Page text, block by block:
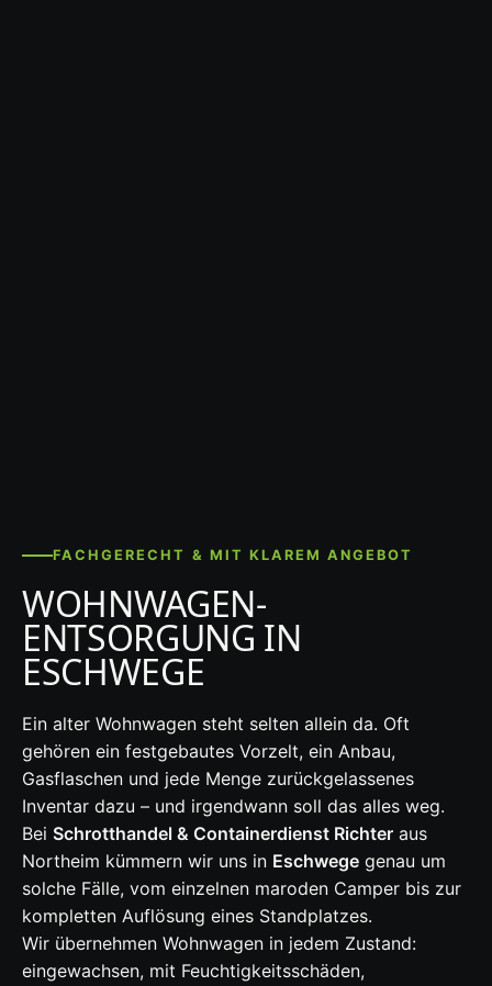
FACHGERECHT & MIT KLAREM ANGEBOT
WOHNWAGEN-
ENTSORGUNG IN
ESCHWEGE
Ein alter Wohnwagen steht selten allein da. Oft
gehören ein festgebautes Vorzelt, ein Anbau,
Gasflaschen und jede Menge zurückgelassenes
Inventar dazu – und irgendwann soll das alles weg.
Bei Schrotthandel & Containerdienst Richter aus
Northeim kümmern wir uns in Eschwege genau um
solche Fälle, vom einzelnen maroden Camper bis zur
kompletten Auflösung eines Standplatzes.
Wir übernehmen Wohnwagen in jedem Zustand:
eingewachsen, mit Feuchtigkeitsschäden,